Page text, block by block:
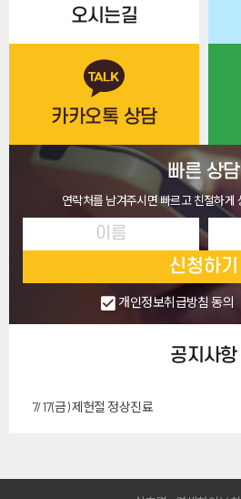
공지사항
7/17(금) 제헌절 정상진료
오시는길
카카오톡 상담
빠른 상담
연락처를 남겨주시면 빠르고 친절하게
신청하기
개인정보취급방침 동의